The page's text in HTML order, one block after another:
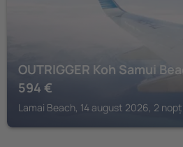
OUTRIGGER Koh Samui
594 €
Lamai Beach, 14 august 2026, 2 nopți